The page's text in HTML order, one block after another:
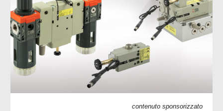
contenuto sponsorizzato